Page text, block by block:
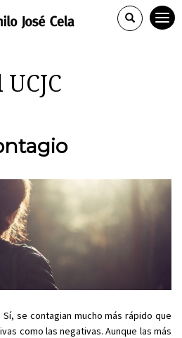
se contagian mucho más rápido que
como las negativas. Aunque las más